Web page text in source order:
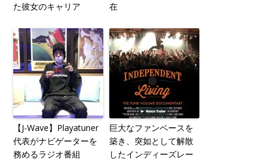
た彼女のキャリア
在
【J-Wave】Playatuner
代表がナビゲーターを
務めるラジオ番組
巨大なファンベースを
築き、突如として解散
したインディーズレー